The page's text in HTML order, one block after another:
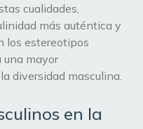
cualidades,
más auténtica y
los estereotipos
una mayor
diversidad masculina.
en la